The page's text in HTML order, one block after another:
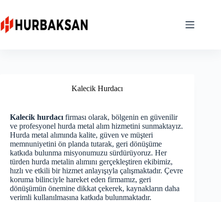
content
Kalecik Hurdacı
Kalecik hurdacı firması olarak, bölgenin en güvenilir
ve profesyonel hurda metal alım hizmetini sunmaktayız.
Hurda metal alımında kalite, güven ve müşteri
memnuniyetini ön planda tutarak, geri dönüşüme
katkıda bulunma misyonumuzu sürdürüyoruz. Her
türden hurda metalin alımını gerçekleştiren ekibimiz,
hızlı ve etkili bir hizmet anlayışıyla çalışmaktadır. Çevre
koruma bilinciyle hareket eden firmamız, geri
dönüşümün önemine dikkat çekerek, kaynakların daha
verimli kullanılmasına katkıda bulunmaktadır.